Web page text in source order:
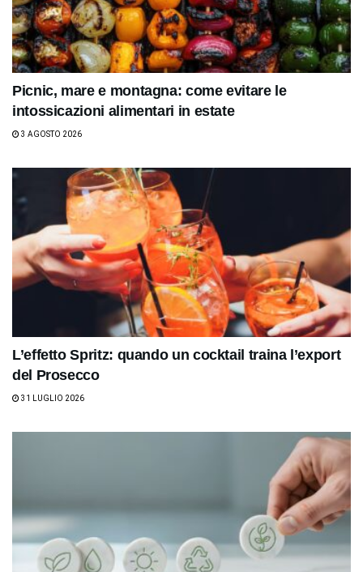
Picnic, mare e montagna: come evitare le
intossicazioni alimentari in estate
3 AGOSTO 2026
L’effetto Spritz: quando un cocktail traina l’export
del Prosecco
31 LUGLIO 2026